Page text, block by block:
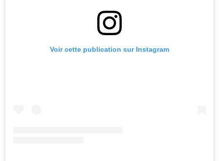
Voir cette publication sur Instagram